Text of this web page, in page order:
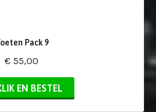
Pack 9
€ 55,00
EN BESTEL